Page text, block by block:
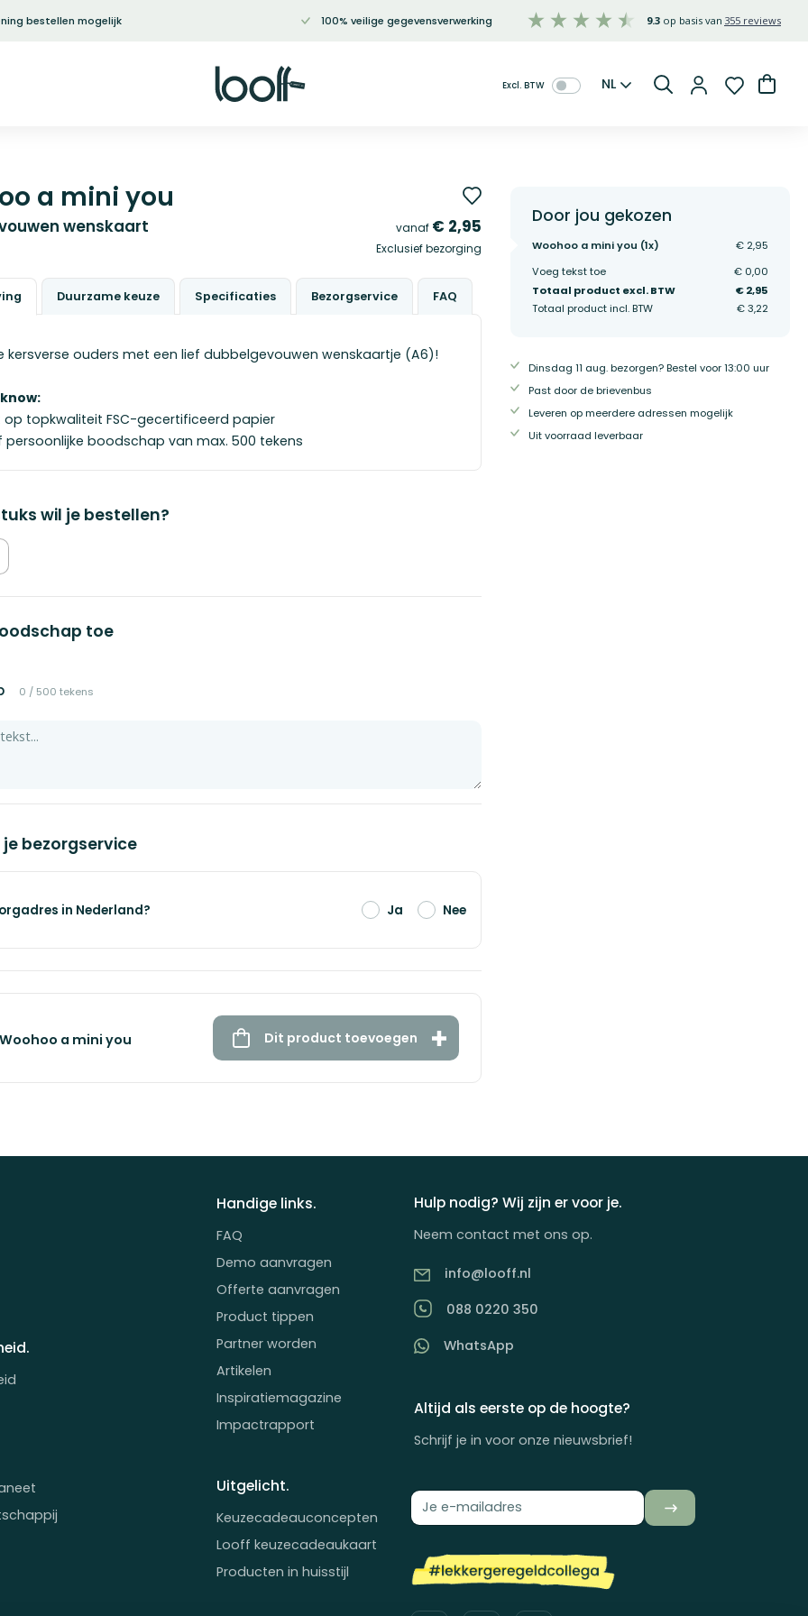
bestellen mogelijk 100% veilige gegevensverwerking 9.3 355 reviews
Taal
NL
Door jou gekozen
Woohoo a mini you (1x)
€ 2,95
Voeg tekst toe
€ 0,00
Totaal product excl. BTW
€ 2,95
Totaal product incl. BTW
€ 3,22
Dinsdag 11 aug. bezorgen? Bestel voor 13:00 uur
Past door de brievenbus
Leveren op meerdere adressen mogelijk
Uit voorraad leverbaar
a mini you
wenskaart vanaf € 2,95
Exclusief bezorging
kersverse ouders met een lief dubbelgevouwen wenskaartje (A6)!
op topkwaliteit FSC-gecertificeerd papier
persoonlijke boodschap van max. 500 tekens
Duurzame keuze Specificaties Bezorgservice FAQ
wil je bestellen?
Woohoo
toe
toe
0 / 500 tekens
bezorgservice
in Nederland? Ja Nee
Woohoo a mini you Dit product toevoegen
Handige links.
FAQ
Demo aanvragen
Offerte aanvragen
Product tippen
Partner worden
Artikelen
Inspiratiemagazine
Impactrapport
Uitgelicht.
Keuzecadeauconcepten
Looff keuzecadeaukaart
Producten in huisstijl
Hulp nodig? Wij zijn er voor je.
Neem contact met ons op.
info@looff.nl
088 0220 350
WhatsApp
Altijd als eerste op de hoogte?
Schrijf je in voor onze nieuwsbrief!